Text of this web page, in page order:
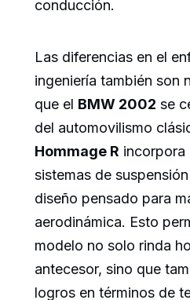
conducción.
Las diferencias en el
ingeniería también son
que el BMW 2002 se
del automovilismo
Hommage R incorpora
sistemas de
diseño pensado para
aerodinámica. Esto
modelo no solo rinda
antecesor, sino que
logros en términos de